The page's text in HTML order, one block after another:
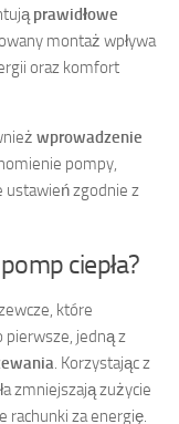
prawidłowe
montaż wpływa
oraz komfort
wprowadzenie
pompy,
ustawień zgodnie z
ciepła?
które
pierwsze, jedną z
. Korzystając z
zmniejszają zużycie
rachunki za energię.